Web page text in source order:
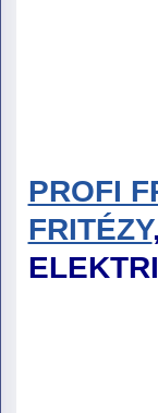
PROFI
FRITÉZY